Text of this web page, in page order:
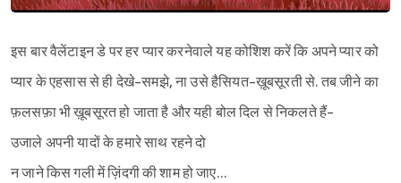
इस बार वैलेंटाइन डे पर हर प्यार करनेवाले यह कोशिश करें कि अपने प्यार को
प्यार के एहसास से ही देखे-समझे, ना उसे हैसियत-ख़ूबसूरती से. तब जीने का
फ़लसफ़ा भी ख़ूबसूरत हो जाता है और यही बोल दिल से निकलते हैं-
उजाले अपनी यादों के हमारे साथ रहने दो
न जाने किस गली में ज़िंदगी की शाम हो जाए…